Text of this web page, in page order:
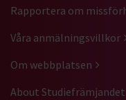
Rapportera om
Våra anmälningsvillkor
Om webbplatsen
About Studiefrämjandet